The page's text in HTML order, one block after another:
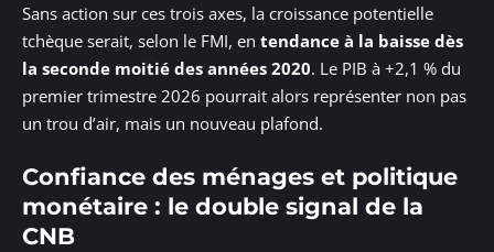
Sans action sur ces trois axes, la croissance potentielle
tchèque serait, selon le FMI, en tendance à la baisse dès
la seconde moitié des années 2020. Le PIB à +2,1 % du
premier trimestre 2026 pourrait alors représenter non pas
un trou d’air, mais un nouveau plafond.
Confiance des ménages et politique
monétaire : le double signal de la
CNB